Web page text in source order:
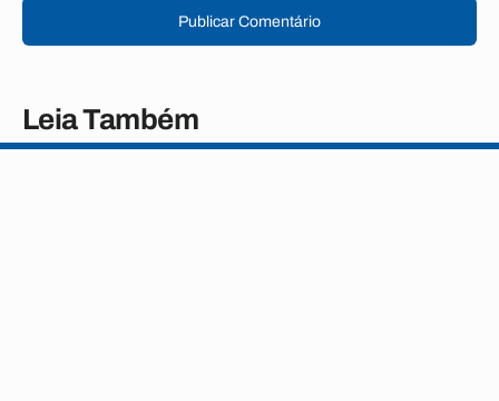
Publicar Comentário
Leia Também